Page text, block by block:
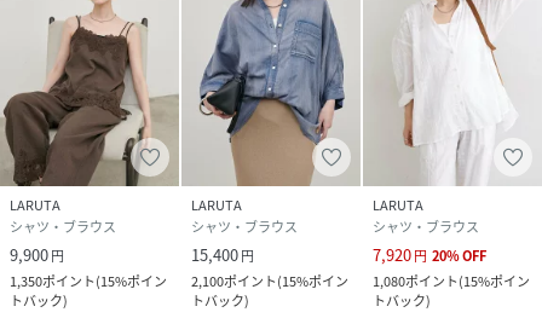
※店舗の入荷時期は商品によって異なります。
店頭の在庫状況につきましては各店舗にてお問い合わせくだ
さい。
※撮影時の光の関係で、画面上の画像と実際のお色とでは若
干の色差が生じる可能性がございます。
また、ご覧いただいているモニター画面や、お使いのブラウ
ザによっても、お色の違いがございますことをあらかじめご
了承くださいませ。
LARUTA
シャツ・ブラウス
9,900円
1,350ポイント(15%ポイン
トバック)
LARUTA
シャツ・ブラウス
15,400円
2,100ポイント(15%ポイン
トバック)
LARUTA
シャツ・ブラウス
7,920円 20%OFF
1,080ポイント(15%ポイン
トバック)